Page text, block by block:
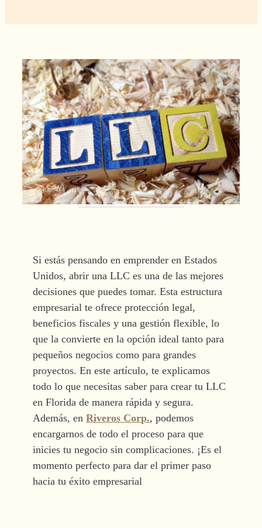
Si estás pensando en emprender en Estados
Unidos, abrir una LLC es una de las mejores
decisiones que puedes tomar. Esta estructura
empresarial te ofrece protección legal,
beneficios fiscales y una gestión flexible, lo
que la convierte en la opción ideal tanto para
pequeños negocios como para grandes
proyectos. En este artículo, te explicamos
todo lo que necesitas saber para crear tu LLC
en Florida de manera rápida y segura.
Además, enRiveros Corp., podemos
encargarnos de todo el proceso para que
inicies tu negocio sin complicaciones. ¡Es el
momento perfecto para dar el primer paso
hacia tu éxito empresarial